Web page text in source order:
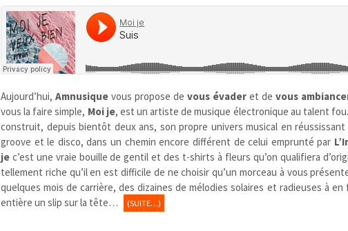
Aujourd’hui, Amnusiquevous propose de vous évaderet de vous
vous la faire simple, Moi je, est un artiste de musique électronique au talent
construit, depuis bientôt deux ans, son propre univers musical en
groove et le disco, dans un chemin encore différent de celui emprunté par
je c’est une vraie bouille de gentil et des t-shirts à fleurs qu’on qualifiera
tellement riche qu’il en est difficile de ne choisir qu’un morceau à vous
quelques mois de carrière, des dizaines de mélodies solaires et radieuses à
entière un slip sur la tête…
(SUITE…)